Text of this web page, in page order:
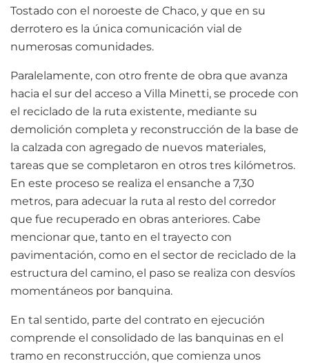
Tostado con el noroeste de Chaco, y que en su
derrotero es la única comunicación vial de
numerosas comunidades.
Paralelamente, con otro frente de obra que avanza
hacia el sur del acceso a Villa Minetti, se procede con
el reciclado de la ruta existente, mediante su
demolición completa y reconstrucción de la base de
la calzada con agregado de nuevos materiales,
tareas que se completaron en otros tres kilómetros.
En este proceso se realiza el ensanche a 7,30
metros, para adecuar la ruta al resto del corredor
que fue recuperado en obras anteriores. Cabe
mencionar que, tanto en el trayecto con
pavimentación, como en el sector de reciclado de la
estructura del camino, el paso se realiza con desvíos
momentáneos por banquina.
En tal sentido, parte del contrato en ejecución
comprende el consolidado de las banquinas en el
tramo en reconstrucción, que comienza unos